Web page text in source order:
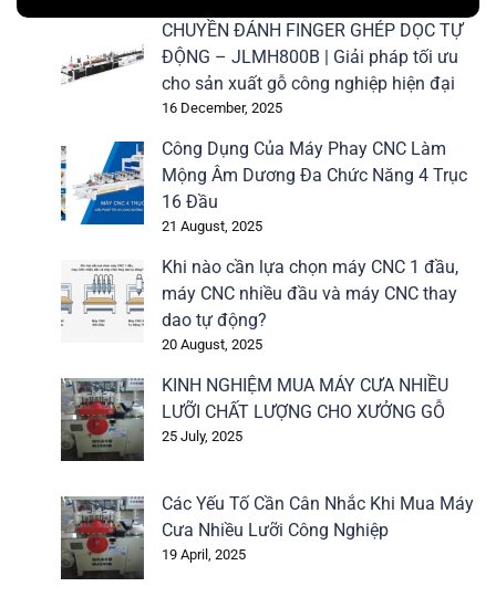
CHUYỀN ĐÁNH FINGER GHÉP DỌC TỰ
ĐỘNG – JLMH800B | Giải pháp tối ưu
cho sản xuất gỗ công nghiệp hiện đại
16 December, 2025
Công Dụng Của Máy Phay CNC Làm
Mộng Âm Dương Đa Chức Năng 4 Trục
16 Đầu
21 August, 2025
Khi nào cần lựa chọn máy CNC 1 đầu,
máy CNC nhiều đầu và máy CNC thay
dao tự động?
20 August, 2025
KINH NGHIỆM MUA MÁY CƯA NHIỀU
LƯỠI CHẤT LƯỢNG CHO XƯỞNG GỖ
25 July, 2025
Các Yếu Tố Cần Cân Nhắc Khi Mua Máy
Cưa Nhiều Lưỡi Công Nghiệp
19 April, 2025